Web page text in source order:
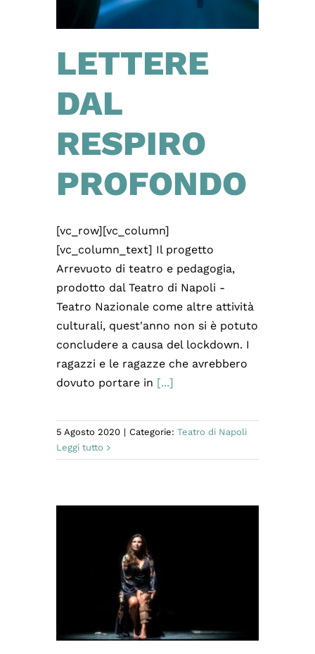
LETTERE
DAL
RESPIRO
PROFONDO
[vc_row][vc_column]
[vc_column_text] Il progetto
Arrevuoto di teatro e pedagogia,
prodotto dal Teatro di Napoli -
Teatro Nazionale come altre attività
culturali, quest'anno non si è potuto
concludere a causa del lockdown. I
ragazzi e le ragazze che avrebbero
dovuto portare in [...]
5 Agosto 2020 | Categorie: Teatro di Napoli
Leggi tutto